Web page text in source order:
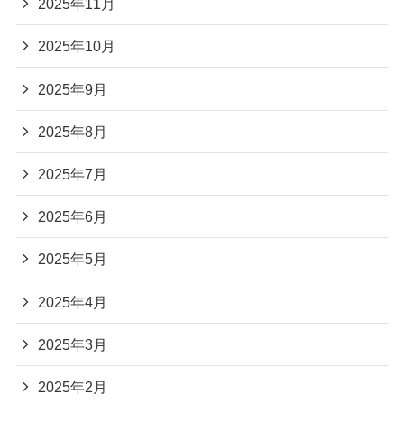
2025年11月
2025年10月
2025年9月
2025年8月
2025年7月
2025年6月
2025年5月
2025年4月
2025年3月
2025年2月